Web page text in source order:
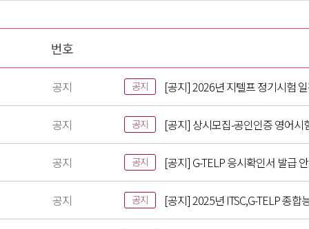
번호
공지 공지 [공지] 2026년 지텔프 정기시험
공지 공지 [공지] 상시모집-공인인증 영어시
공지 공지 [공지] G-TELP 응시확인서 발급
공지 공지 [공지] 2025년 ITSC,G-TELP 종합